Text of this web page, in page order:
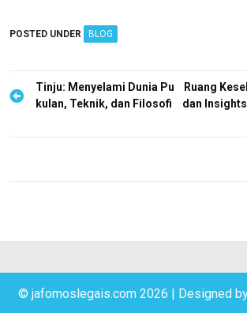
POSTED UNDER BLOG
P
g
a
Tinju: Menyelami Dunia Pu
kulan, Teknik, dan Filosofi
Ruang
dan
© jafomoslegais.com 2026 | Designed